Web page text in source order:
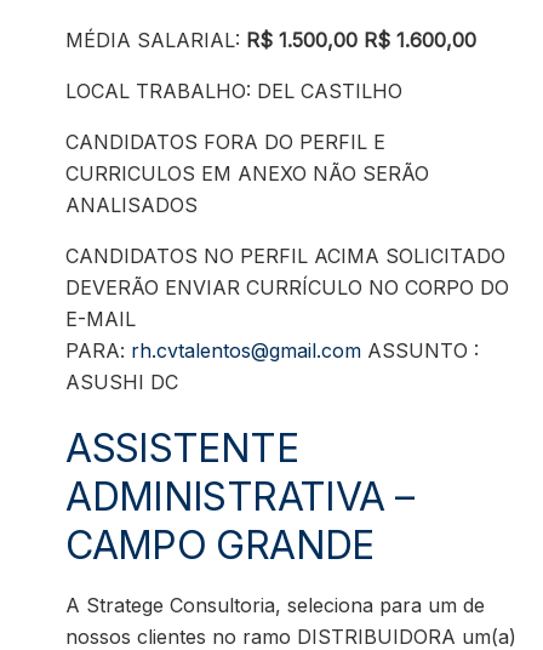
MÉDIA SALARIAL: R$ 1.500,00 R$ 1.600,00
LOCAL TRABALHO: DEL CASTILHO
CANDIDATOS FORA DO PERFIL E
CURRICULOS EM ANEXO NÃO SERÃO
ANALISADOS
CANDIDATOS NO PERFIL ACIMA SOLICITADO
DEVERÃO ENVIAR CURRÍCULO NO CORPO DO
E-MAIL
PARA: rh.cvtalentos@gmail.com ASSUNTO :
ASUSHI DC
ASSISTENTE
ADMINISTRATIVA –
CAMPO GRANDE
A Stratege Consultoria, seleciona para um de
nossos clientes no ramo DISTRIBUIDORA um(a)